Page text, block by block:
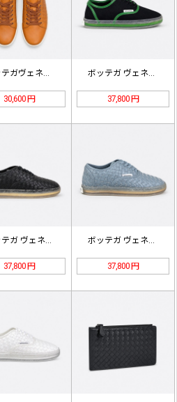
ボッテガヴェネタ イントレチャート …
30,600 円 37,800 円
ボッテガ ヴェネタ Serena イ…
37,800 円
ボッテガ ヴェネタ Serena イ…
37,800 円